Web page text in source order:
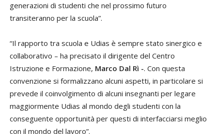
generazioni di studenti che nel prossimo futuro
transiteranno per la scuola”.
“Il rapporto tra scuola e Udias è sempre stato sinergico e
collaborativo – ha precisato il dirigente del Centro
Istruzione e Formazione, Marco Dal Rì -. Con questa
convenzione si formalizzano alcuni aspetti, in particolare si
prevede il coinvolgimento di alcuni insegnanti per legare
maggiormente Udias al mondo degli studenti con la
conseguente opportunità per questi di interfacciarsi meglio
con il mondo del lavoro”.